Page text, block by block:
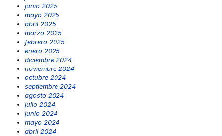
junio 2025
mayo 2025
abril 2025
marzo 2025
febrero 2025
enero 2025
diciembre 2024
noviembre 2024
octubre 2024
septiembre 2024
agosto 2024
julio 2024
junio 2024
mayo 2024
abril 2024